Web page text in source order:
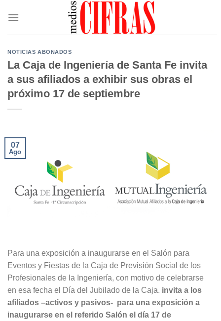
NOTICIAS ABONADOS
La Caja de Ingeniería de Santa Fe invita
a sus afiliados a exhibir sus obras el
próximo 17 de septiembre
07
Ago
Para una exposición a inaugurarse en el Salón para
Eventos y Fiestas de la Caja de Previsión Social de los
Profesionales de la Ingeniería, con motivo de celebrarse
en esa fecha el Día del Jubilado de la Caja. invita a los
afiliados –activos y pasivos- para una exposición a
inaugurarse en el referido Salón el día 17 de